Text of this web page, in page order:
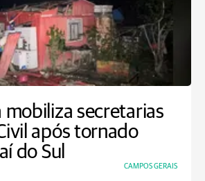
mobiliza secretarias
após tornado
do Sul
CAMPOS GERAIS